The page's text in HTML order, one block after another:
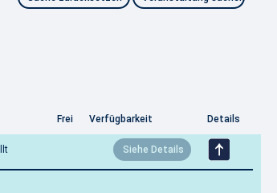
Frei Verfügbarkeit Details